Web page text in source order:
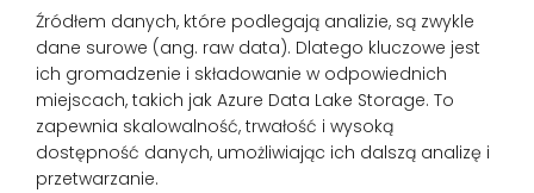
Źródłem danych, które podlegają analizie, są zwykle
dane surowe (ang. raw data). Dlatego kluczowe jest
ich gromadzenie i składowanie w odpowiednich
miejscach, takich jak Azure Data Lake Storage. To
zapewnia skalowalność, trwałość i wysoką
dostępność danych, umożliwiając ich dalszą analizę i
przetwarzanie.